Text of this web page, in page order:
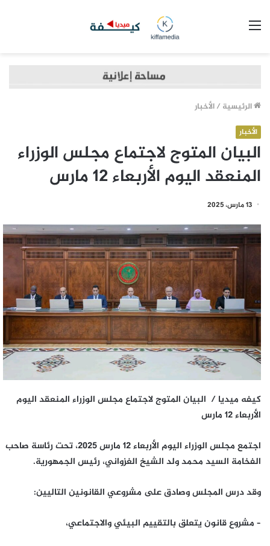
الرئيسية /الأخبار
الأخبار
البيان المتوج لاجتماع مجلس الوزراء
المنعقد اليوم الأربعاء 12 مارس
13 مارس، 2025
كيفه ميديا / البيان المتوج لاجتماع مجلس الوزراء المنعقد اليوم
الأربعاء 12 مارس
اجتمع مجلس الوزراء اليوم الأربعاء 12 مارس 2025، تحت رئاسة صاحب
الفخامة السيد محمد ولد الشيخ الغزواني، رئيس الجمهورية.
وقد درس المجلس وصادق على مشروعي القانونين التاليين:
– مشروع قانون يتعلق بالتقييم البيئي والاجتماعي،